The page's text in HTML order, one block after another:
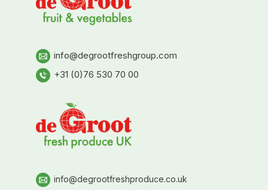
info@degrootfreshgroup.com
+31 (0)76 530 70 00
info@degrootfreshproduce.co.uk